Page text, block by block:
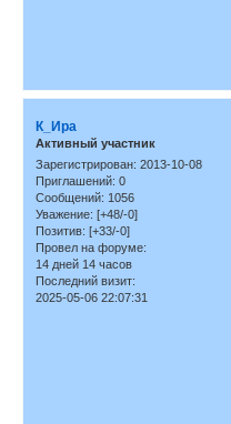
К_Ира
Активный участник
Зарегистрирован: 2013-10-08
Приглашений: 0
Сообщений: 1056
Уважение: [+48/-0]
Позитив: [+33/-0]
Провел на форуме:
14 дней 14 часов
Последний визит:
2025-05-06 22:07:31